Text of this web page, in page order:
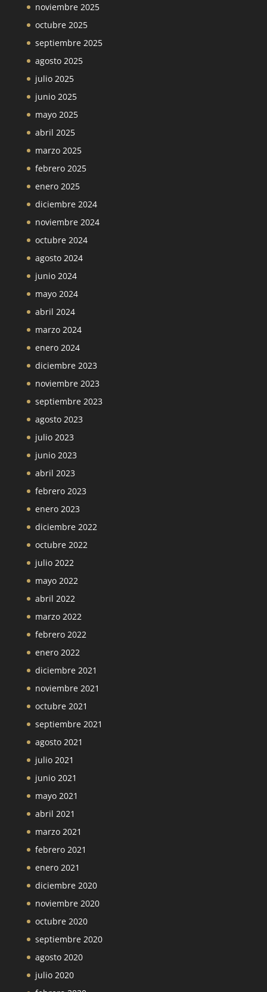
noviembre 2025
octubre 2025
septiembre 2025
agosto 2025
julio 2025
junio 2025
mayo 2025
abril 2025
marzo 2025
febrero 2025
enero 2025
diciembre 2024
noviembre 2024
octubre 2024
agosto 2024
junio 2024
mayo 2024
abril 2024
marzo 2024
enero 2024
diciembre 2023
noviembre 2023
septiembre 2023
agosto 2023
julio 2023
junio 2023
abril 2023
febrero 2023
enero 2023
diciembre 2022
octubre 2022
julio 2022
mayo 2022
abril 2022
marzo 2022
febrero 2022
enero 2022
diciembre 2021
noviembre 2021
octubre 2021
septiembre 2021
agosto 2021
julio 2021
junio 2021
mayo 2021
abril 2021
marzo 2021
febrero 2021
enero 2021
diciembre 2020
noviembre 2020
octubre 2020
septiembre 2020
agosto 2020
julio 2020